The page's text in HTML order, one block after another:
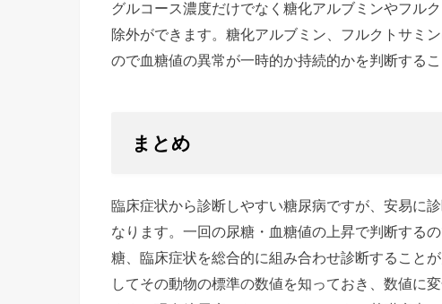
グルコース濃度だけでなく糖化アルブミンやフル
除外ができます。糖化アルブミン、フルクトサミ
ので血糖値の異常が一時的か持続的かを判断するこ
まとめ
臨床症状から診断しやすい糖尿病ですが、安易に
なります。一回の尿糖・血糖値の上昇で判断する
糖、臨床症状を総合的に組み合わせ診断すること
してその動物の標準の数値を知っておき、数値に